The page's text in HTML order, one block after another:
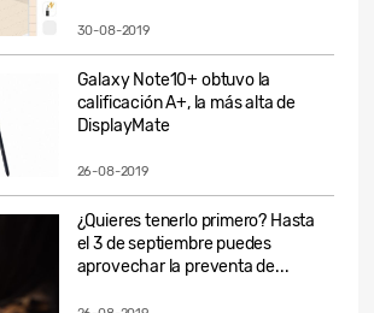
30-08-2019
Galaxy Note10+ obtuvo la
calificación A+, la más alta de
DisplayMate
26-08-2019
¿Quieres tenerlo primero? Hasta
el 3 de septiembre puedes
aprovechar la preventa de...